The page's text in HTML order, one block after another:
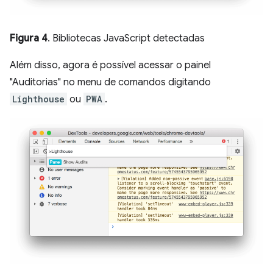
Figura 4. Bibliotecas JavaScript detectadas
Além disso, agora é possível acessar o painel
"Auditorias" no menu de comandos digitando
Lighthouse ou PWA .